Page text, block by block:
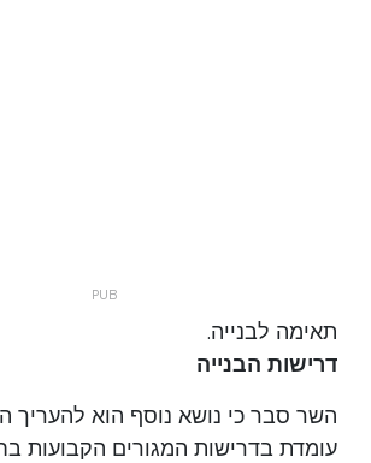
תאימה לבנייה.
דרישות הבנייה
השר סבר כי נושא נוסף הוא להעריך
עומדת בדרישות המגורים הקבועות